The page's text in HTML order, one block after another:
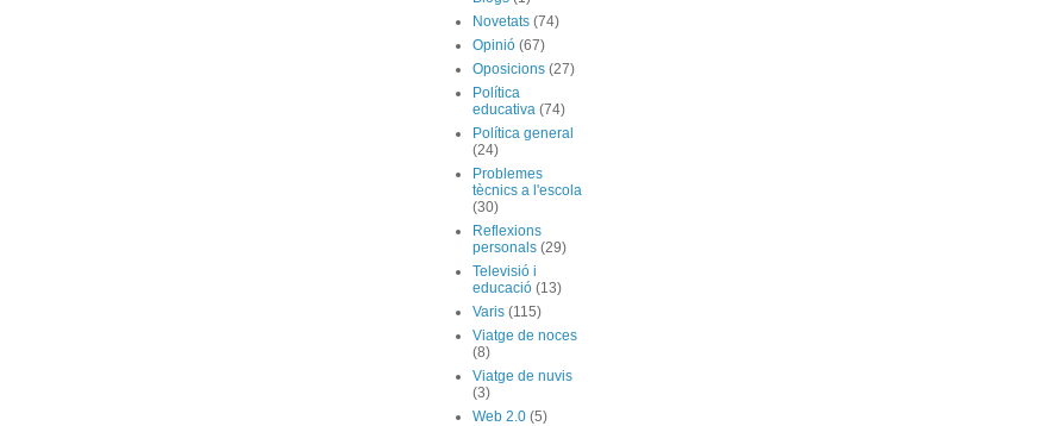
Novetats (74)
Opinió (67)
Oposicions (27)
Política
educativa (74)
Política general
(24)
Problemes
tècnics a l'escola
(30)
Reflexions
personals (29)
Televisió i
educació (13)
Varis (115)
Viatge de noces
(8)
Viatge de nuvis
(3)
Web 2.0 (5)